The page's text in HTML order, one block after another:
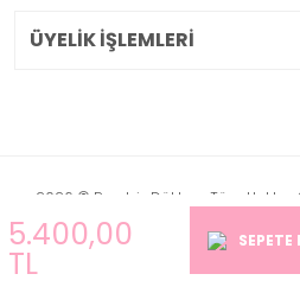
5.400,00
TL
SEPETE
ÜYELİK İŞLEMLERİ
2026 © Pembiş Dükkan. Tüm Hakları